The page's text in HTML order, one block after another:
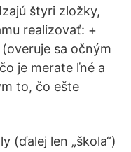
štyri zložky,
realizovať: +
sa očným
je merate ľné a
to, čo ešte
(ďalej len „škola“)